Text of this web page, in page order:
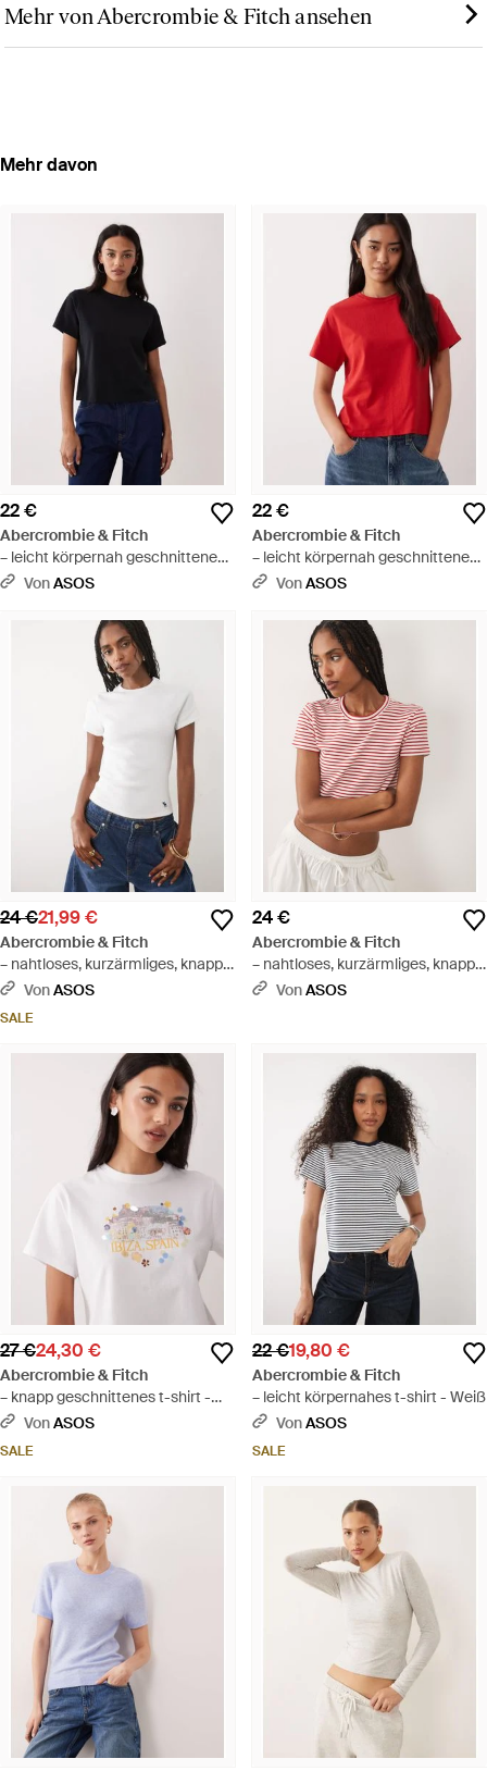
Mehr von Abercrombie & Fitch ansehen
Mehr davon
22 €
Abercrombie & Fitch
– leicht körpernah geschnittenes
t-shirt - Schwarz
VonASOS
22 €
Abercrombie & Fitch
– leicht körpernah geschnittenes
t-shirt - Rot
VonASOS
24 €21,99 €
Abercrombie & Fitch
– nahtloses, kurzärmliges, knapp
geschnittenes t-shirt - Weiß
VonASOS
SALE
24 €
Abercrombie & Fitch
– nahtloses, kurzärmliges, knapp
geschnittenes t-shirt - Rot
VonASOS
27 €24,30 €
Abercrombie & Fitch
– knapp geschnittenes t-shirt -
WeißVonASOS
SALE
22 €19,80 €
Abercrombie & Fitch
– leicht körpernahes t-shirt - Weiß
VonASOS
SALE